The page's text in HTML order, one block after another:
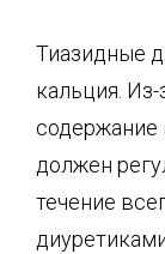
Тиазидные
кальция.
содержание
должен
течение